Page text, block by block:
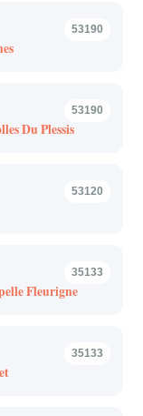
53190
53190
Du Plessis
53120
35133
Fleurigne
35133